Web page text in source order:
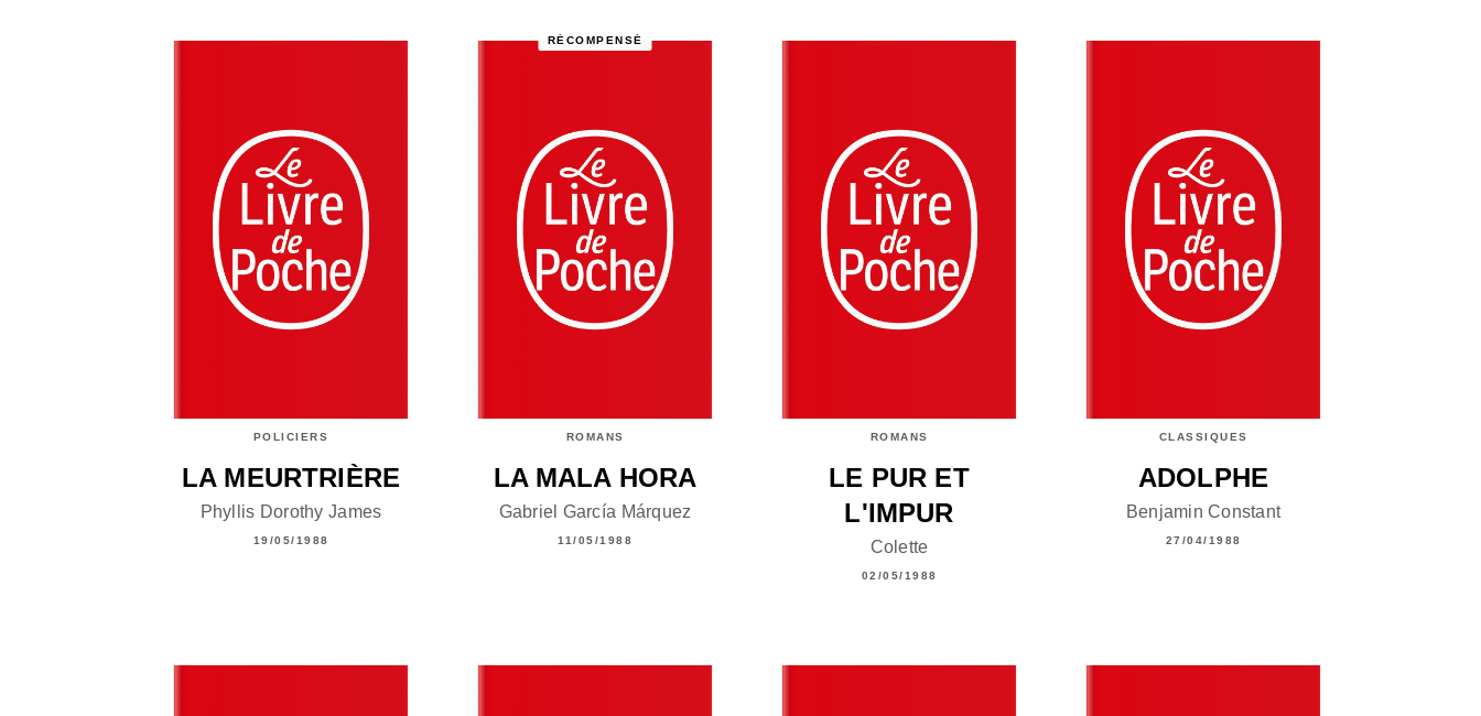
POLICIERS
LA MEURTRIÈRE
Phyllis Dorothy James
19/05/1988
RÉCOMPENSÉ
ROMANS
LA MALA HORA
Gabriel García Márquez
11/05/1988
ROMANS
LE PUR ET
L'IMPUR
Colette
02/05/1988
CLASSIQUES
ADOLPHE
Benjamin Constant
27/04/1988